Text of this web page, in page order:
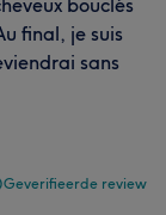
bouclés
final, je suis
sans
Geverifieerde review